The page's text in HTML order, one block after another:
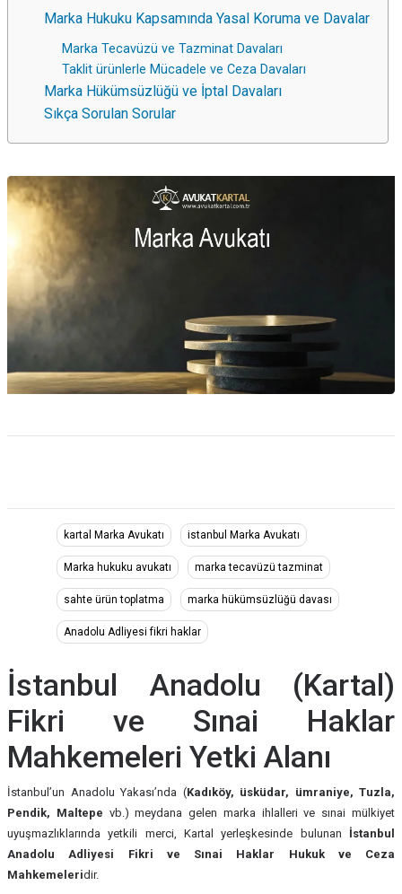
Marka Hukuku Kapsamında Yasal Koruma ve Davalar
Marka Tecavüzü ve Tazminat Davaları
Taklit ürünlerle Mücadele ve Ceza Davaları
Marka Hükümsüzlüğü ve İptal Davaları
Sıkça Sorulan Sorular
kartal Marka Avukatı istanbul Marka Avukatı
Marka hukuku avukatı marka tecavüzü tazminat
sahte ürün toplatma marka hükümsüzlüğü davası
Anadolu Adliyesi fikri haklar
İstanbul Anadolu (Kartal)
Fikri ve Sınai Haklar
Mahkemeleri Yetki Alanı
İstanbul’un Anadolu Yakası’nda (Kadıköy, üsküdar, ümraniye, Tuzla,
Pendik, Maltepe vb.) meydana gelen marka ihlalleri ve sınai mülkiyet
uyuşmazlıklarında yetkili merci, Kartal yerleşkesinde bulunan İstanbul
Anadolu Adliyesi Fikri ve Sınai Haklar Hukuk ve Ceza
Mahkemeleridir.